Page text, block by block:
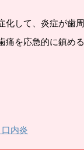
化して、炎症が歯
を応急的に鎮め
内炎